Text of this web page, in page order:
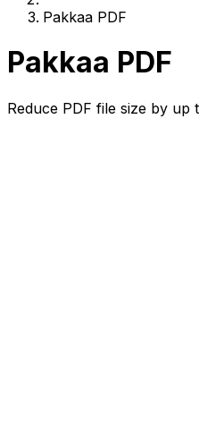
Pakkaa PDF
Pakkaa PDF
Reduce PDF file size by